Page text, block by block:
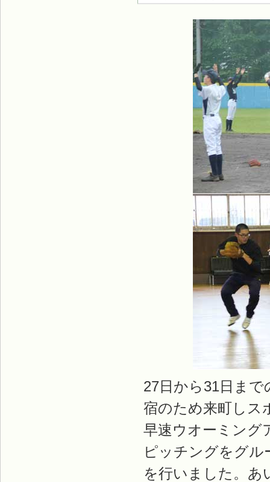
27日から31日まで
宿のため来町しス
早速ウオーミング
ピッチングをグル
を行いました。あ